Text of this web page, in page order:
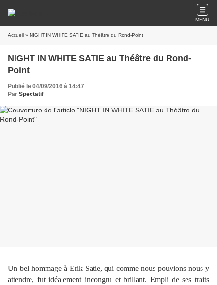
MENU
Accueil » NIGHT IN WHITE SATIE au Théâtre du Rond-Point
NIGHT IN WHITE SATIE au Théâtre du Rond-
Point
Publié le 04/09/2016 à 14:47
Par Spectatif
Un bel hommage à Erik Satie, qui comme nous pouvions nous y
attendre, fut idéalement incongru et brillant. Empli de ses traits